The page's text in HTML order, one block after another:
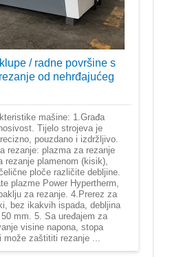
/ radne površine s
od nehrđajućeg
mašine: 1.Građa
Tijelo strojeva je
pouzdano i izdržljivo.
rezanje: plazma za rezanje
rezanje plamenom (kisik),
ploče različite debljine.
plazme Power Hypertherm,
za rezanje. 4.Prerez za
bez ikakvih ispada, debljina
mm. 5. Sa uređajem za
visine napona, stopa
može zaštititi rezanje ...